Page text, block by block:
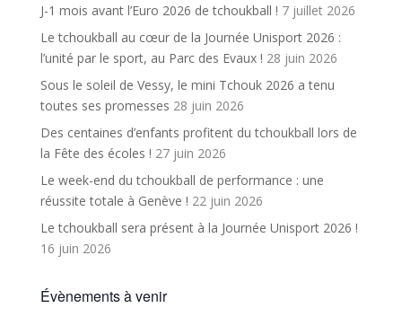
J-1 mois avant l’Euro 2026 de tchoukball ! 7 juillet 2026
Le tchoukball au cœur de la Journée Unisport 2026 :
l’unité par le sport, au Parc des Evaux ! 28 juin 2026
Sous le soleil de Vessy, le mini Tchouk 2026 a tenu
toutes ses promesses 28 juin 2026
Des centaines d’enfants profitent du tchoukball lors de
la Fête des écoles ! 27 juin 2026
Le week-end du tchoukball de performance : une
réussite totale à Genève ! 22 juin 2026
Le tchoukball sera présent à la Journée Unisport 2026 !
16 juin 2026
Évènements à venir